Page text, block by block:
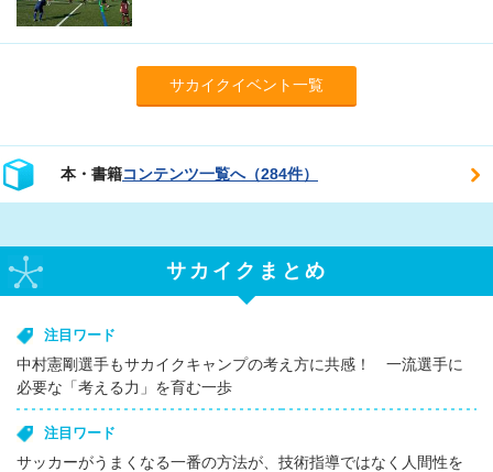
サカイクイベント一覧
本・書籍コンテンツ一覧へ（284件）
サカイクまとめ
注目ワード
中村憲剛選手もサカイクキャンプの考え方に共感！ 一流選手に
必要な「考える力」を育む一歩
注目ワード
サッカーがうまくなる一番の方法が、技術指導ではなく人間性を